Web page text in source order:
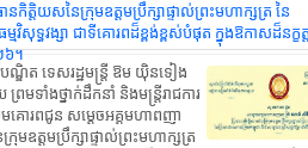
ត្តិយសនៃក្រុមឧត្តមប្រឹក្សាផ្ទាល់ព្រះមហាក្សត្រ នៃ
មវិសុទ្ធវង្សា ជាទីគោរពដ៏ខ្ពង់ខ្ពស់បំផុត ក្នុងឱកាសដ៏នក្ខត្
៦។
ត ទេសរដ្ឋមន្ដ្រី ឱម យ៉ិនទៀង
មទាំងថ្នាក់ដឹកនាំ និងមន្ត្រីរាជការ
គោរពជូន សម្តេចអគ្គមហាពញា
ឧត្តមប្រឹក្សាផ្ទាល់ព្រះមហាក្សត្រ